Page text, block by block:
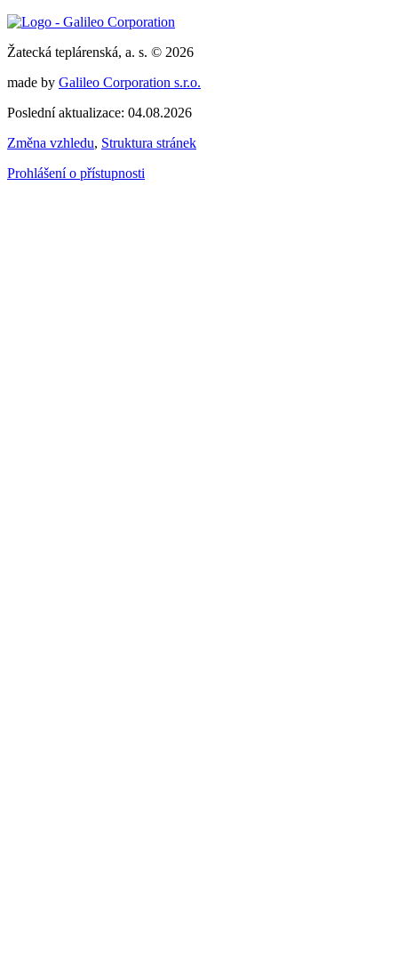
Žatecká teplárenská, a. s. © 2026
made by Galileo Corporation s.r.o.
Poslední aktualizace: 04.08.2026
Změna vzhledu, Struktura stránek
Prohlášení o přístupnosti